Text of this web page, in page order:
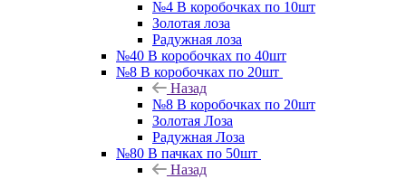
№4 В коробочках по 10шт
Золотая лоза
Радужная лоза
№40 В коробочках по 40шт
№8 В коробочках по 20шт
Назад
№8 В коробочках по 20шт
Золотая Лоза
Радужная Лоза
№80 В пачках по 50шт
Назад